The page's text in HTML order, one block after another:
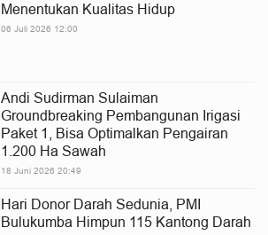
Menentukan Kualitas Hidup
06 Juli 2026 12:00
Andi Sudirman Sulaiman
Groundbreaking Pembangunan Irigasi
Paket 1, Bisa Optimalkan Pengairan
1.200 Ha Sawah
18 Juni 2026 20:49
Hari Donor Darah Sedunia, PMI
Bulukumba Himpun 115 Kantong Darah